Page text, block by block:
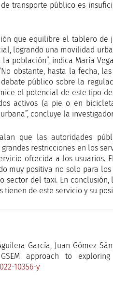
transporte público es
que equilibre el tablero de
logrando una movilidad
población”, indica María
obstante, hasta la fecha,
público sobre la
el potencial de este tipo
activos (a pie o en
concluye la
que las autoridades
restricciones en los
ofrecida a los usuarios.
muy positiva no solo para
sector del taxi. En
de este servicio y su
García, Juan Gómez
approach to
10356-y